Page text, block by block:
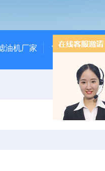
油机厂家 雷电冲击发生器